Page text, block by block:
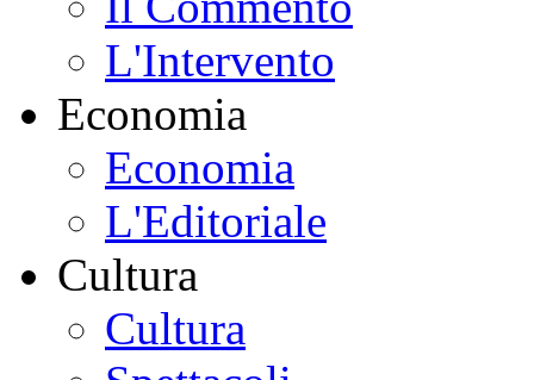
L'Intervento
Economia
Economia
L'Editoriale
Cultura
Cultura